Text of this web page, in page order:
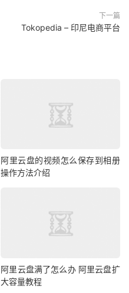
下一篇
Tokopedia – 印尼电商平台
阿里云盘的视频怎么保存到相册
操作方法介绍
阿里云盘满了怎么办 阿里云盘扩
大容量教程